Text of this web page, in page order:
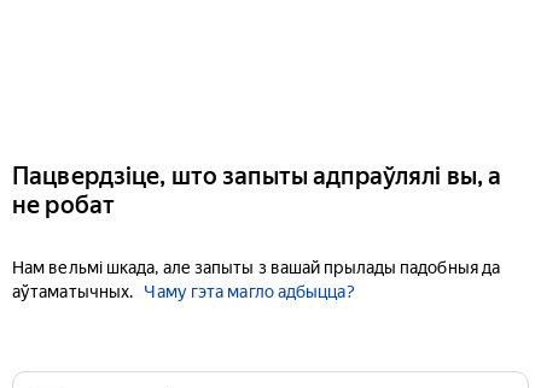
Пацвердзіце, што запыты адпраўлялі вы, а
не робат
Нам вельмі шкада, але запыты з вашай прылады падобныя да
аўтаматычных.
Чаму гэта магло адбыцца?